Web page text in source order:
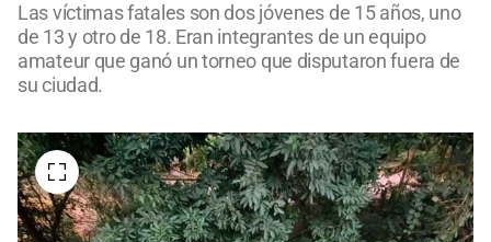
Las víctimas fatales son dos jóvenes de 15 años, uno
de 13 y otro de 18. Eran integrantes de un equipo
amateur que ganó un torneo que disputaron fuera de
su ciudad.